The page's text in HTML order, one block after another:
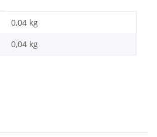
0,04 kg
0,04 kg